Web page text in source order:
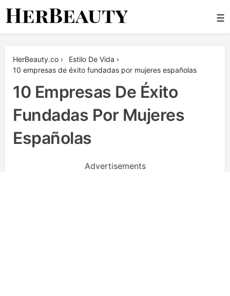
Skip
☰
HerBeauty.co › Estilo De Vida ›
10 empresas de éxito fundadas por mujeres españolas
10 Empresas De Éxito
Fundadas Por Mujeres
Españolas
Advertisements